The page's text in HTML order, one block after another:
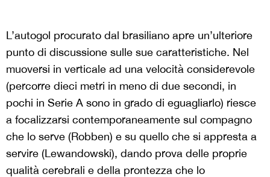
L’autogol procurato dal brasiliano apre un’ulteriore
punto di discussione sulle sue caratteristiche. Nel
muoversi in verticale ad una velocità considerevole
(percorre dieci metri in meno di due secondi, in
pochi in Serie A sono in grado di eguagliarlo) riesce
a focalizzarsi contemporaneamente sul compagno
che lo serve (Robben) e su quello che si appresta a
servire (Lewandowski), dando prova delle proprie
qualità cerebrali e della prontezza che lo